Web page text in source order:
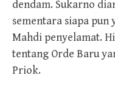
dendam. Sukarno
sementara siapa pun
Mahdi penyelamat.
tentang Orde Baru
Priok.